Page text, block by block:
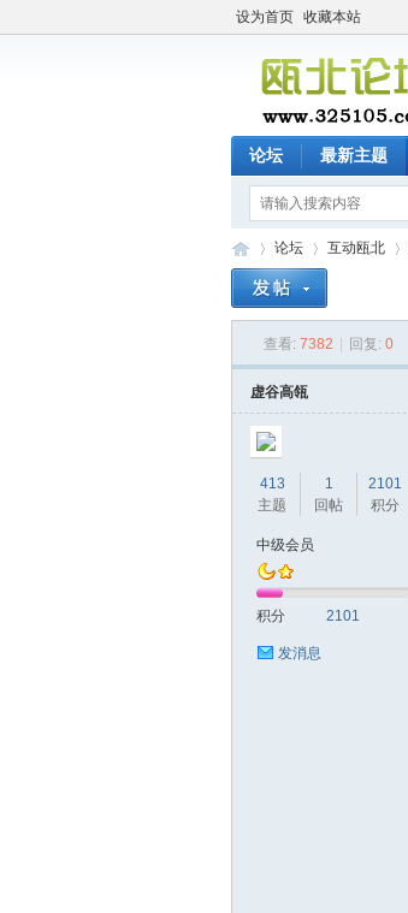
设为首页 收藏本站
论坛 最新主题
论坛
›
互动瓯北
›
查看: 7382 回复: 0
虚谷高瓴
413
主题
1
回帖
2101
积分
中级会员
积分 2101
发消息